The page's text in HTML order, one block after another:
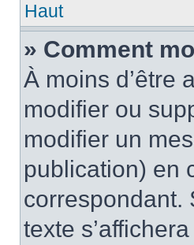
Haut
» Comment
À moins d’être
modifier ou
modifier un
publication) en
correspondant.
texte